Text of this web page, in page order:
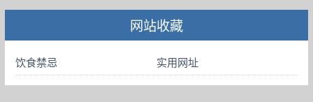
网站收藏
饮食禁忌 实用网址